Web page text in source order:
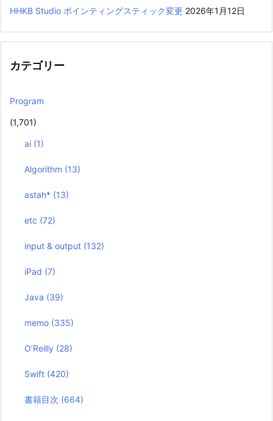
HHKB Studio ポインティングスティック変更 2026年1月12日
カテゴリー
Program
(1,701)
ai (1)
Algorithm (13)
astah* (13)
etc (72)
input & output (132)
iPad (7)
Java (39)
memo (335)
O’Reilly (28)
Swift (420)
書籍目次 (664)